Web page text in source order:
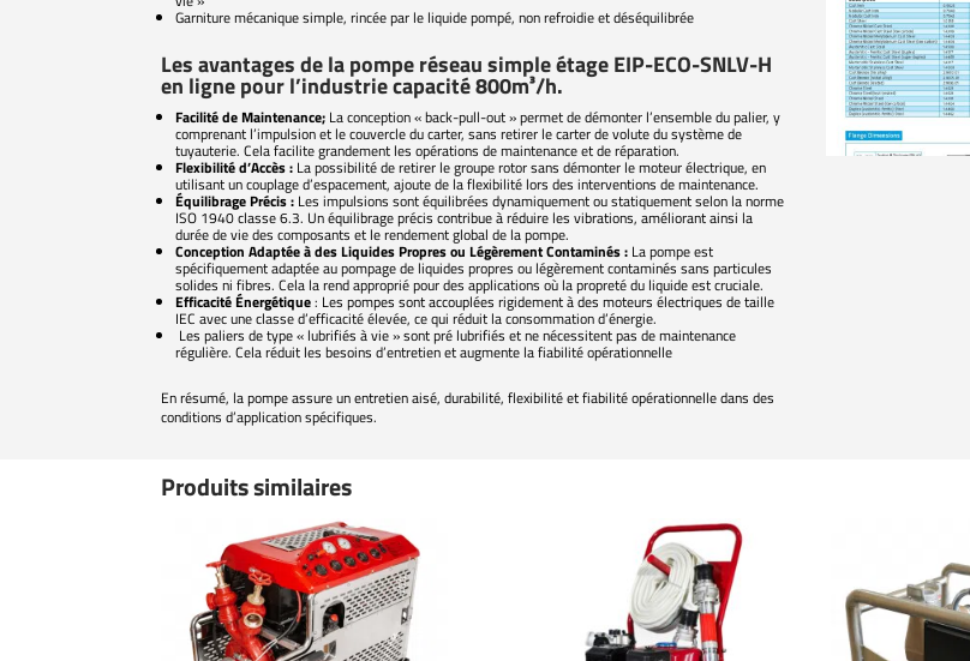
Garniture mécanique simple, rincée par le liquide pompé, non refroidie et déséquilibrée
Les avantages de la pompe réseau simple étage EIP-ECO-SNLV-H
en ligne pour l’industrie capacité 800m³/h.
Facilité de Maintenance; La conception « back-pull-out » permet de démonter l’ensemble du palier, y
comprenant l’impulsion et le couvercle du carter, sans retirer le carter de volute du système de
tuyauterie. Cela facilite grandement les opérations de maintenance et de réparation.
Flexibilité d’Accès : La possibilité de retirer le groupe rotor sans démonter le moteur électrique, en
utilisant un couplage d’espacement, ajoute de la flexibilité lors des interventions de maintenance.
Équilibrage Précis : Les impulsions sont équilibrées dynamiquement ou statiquement selon la norme
ISO 1940 classe 6.3. Un équilibrage précis contribue à réduire les vibrations, améliorant ainsi la
durée de vie des composants et le rendement global de la pompe.
Conception Adaptée à des Liquides Propres ou Légèrement Contaminés : La pompe est
spécifiquement adaptée au pompage de liquides propres ou légèrement contaminés sans particules
solides ni fibres. Cela la rend approprié pour des applications où la propreté du liquide est cruciale.
Efficacité Énergétique: Les pompes sont accouplées rigidement à des moteurs électriques de taille
IEC avec une classe d’efficacité élevée, ce qui réduit la consommation d’énergie.
Les paliers de type « lubrifiés à vie » sont pré lubrifiés et ne nécessitent pas de maintenance
régulière. Cela réduit les besoins d’entretien et augmente la fiabilité opérationnelle
En résumé, la pompe assure un entretien aisé, durabilité, flexibilité et fiabilité opérationnelle dans des
conditions d’application spécifiques.
Produits similaires